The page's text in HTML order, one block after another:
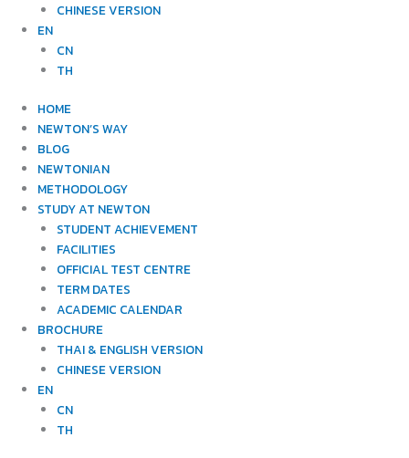
CHINESE VERSION
EN
CN
TH
HOME
NEWTON’S WAY
BLOG
NEWTONIAN
METHODOLOGY
STUDY AT NEWTON
STUDENT ACHIEVEMENT
FACILITIES
OFFICIAL TEST CENTRE
TERM DATES
ACADEMIC CALENDAR
BROCHURE
THAI & ENGLISH VERSION
CHINESE VERSION
EN
CN
TH